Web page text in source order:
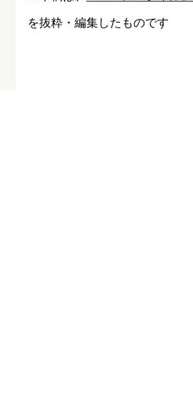
を抜粋・編集したものです